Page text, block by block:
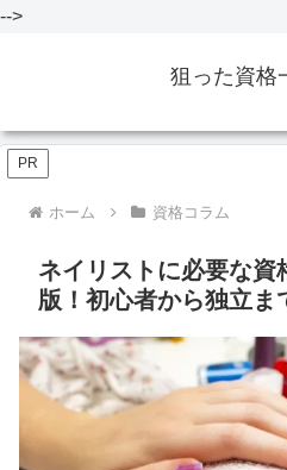
-->
狙った資格
PR
ホーム 資格コラム
ネイリストに必要な資
版！初心者から独立ま